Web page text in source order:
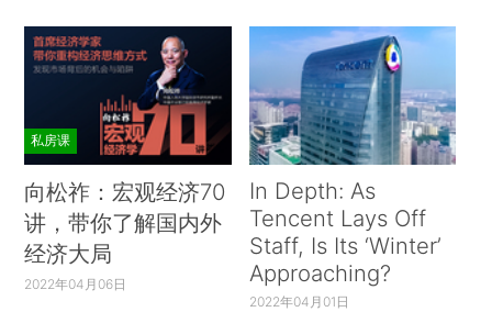
私房课
向松祚：宏观经济70
讲，带你了解国内外
经济大局
2022年04月06日
In Depth: As
Tencent Lays Off
Staff, Is Its ‘Winter’
Approaching?
2022年04月01日